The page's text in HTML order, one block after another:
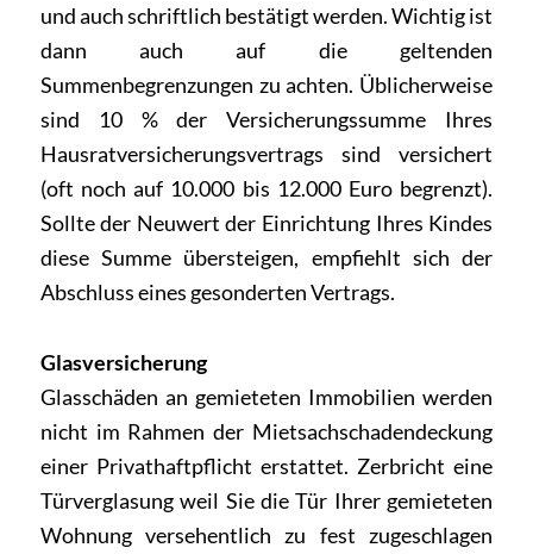
und auch schriftlich bestätigt werden. Wichtig ist
dann auch auf die geltenden
Summenbegrenzungen zu achten. Üblicherweise
sind 10 % der Versicherungssumme Ihres
Hausratversicherungsvertrags sind versichert
(oft noch auf 10.000 bis 12.000 Euro begrenzt).
Sollte der Neuwert der Einrichtung Ihres Kindes
diese Summe übersteigen, empfiehlt sich der
Abschluss eines gesonderten Vertrags.
Glasversicherung
Glasschäden an gemieteten Immobilien werden
nicht im Rahmen der Mietsachschadendeckung
einer Privathaftpflicht erstattet. Zerbricht eine
Türverglasung weil Sie die Tür Ihrer gemieteten
Wohnung versehentlich zu fest zugeschlagen